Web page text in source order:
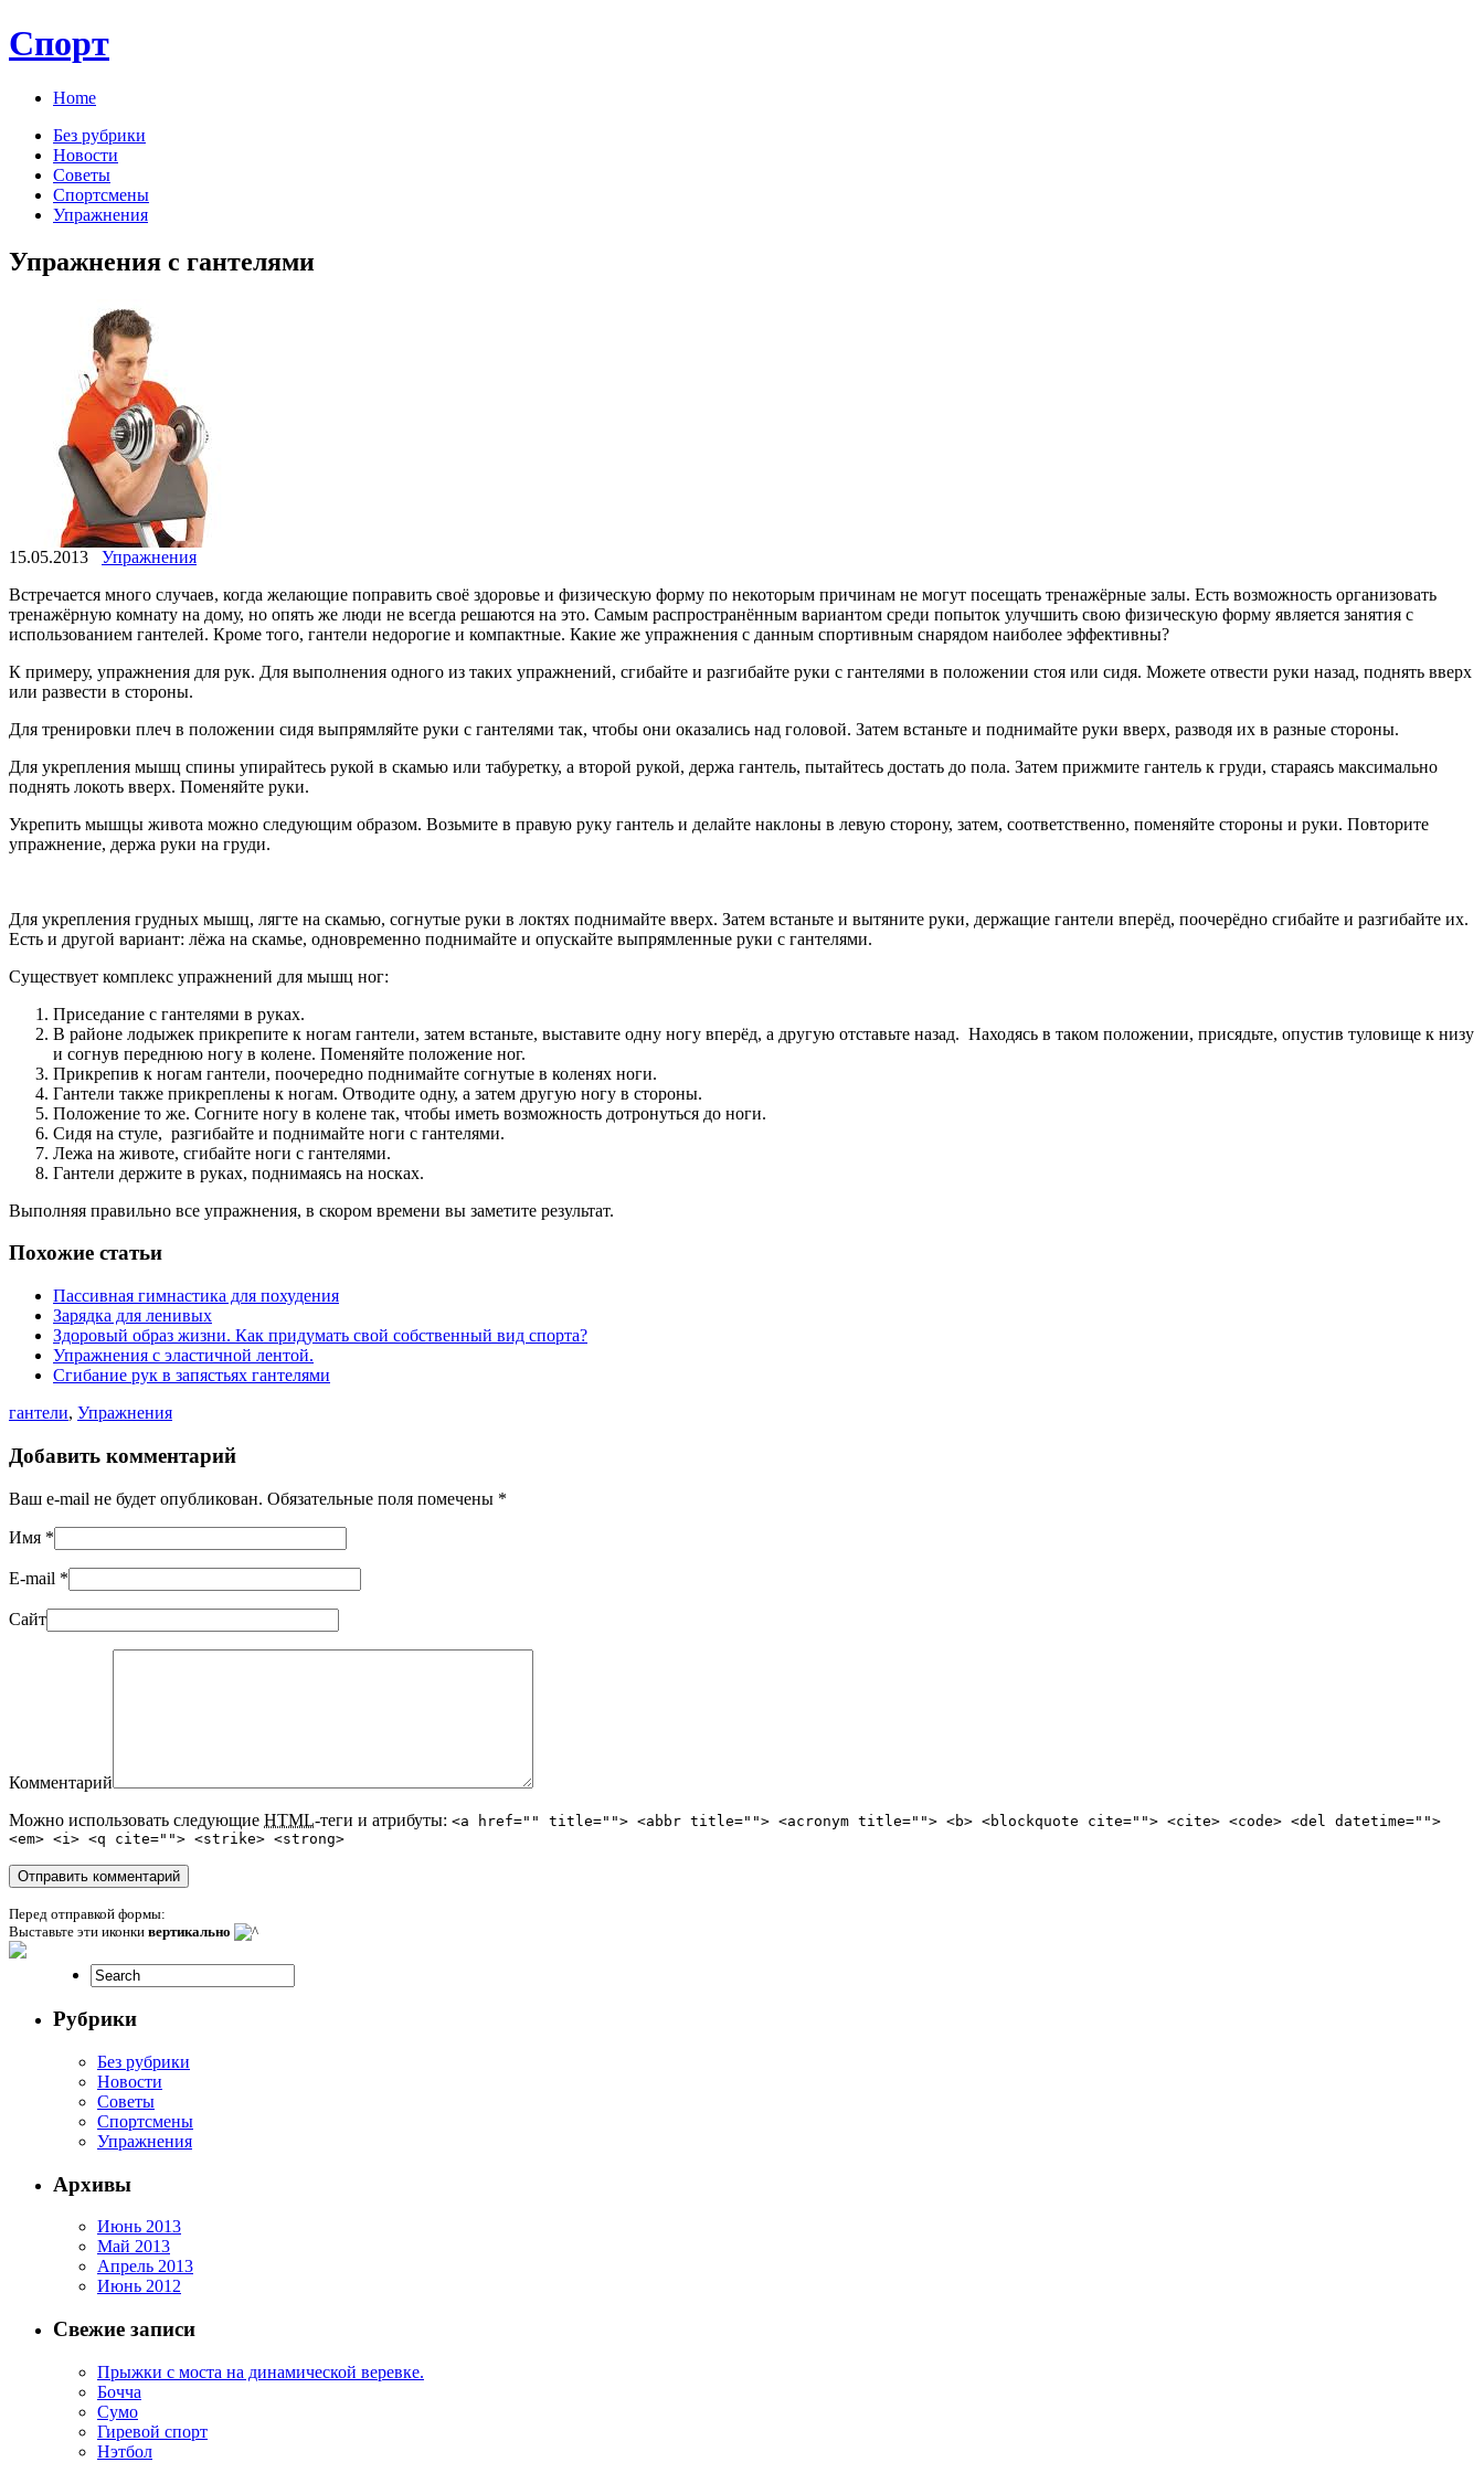
Спорт
Home
Без рубрики
Новости
Советы
Спортсмены
Упражнения
Упражнения с гантелями
15.05.2013
Упражнения
Встречается много случаев, когда желающие поправить своё здоровье и физическую форму по некоторым причинам не могут посещать тренажёрные залы. Есть возможность организовать
тренажёрную комнату на дому, но опять же люди не всегда решаются на это. Самым распространённым вариантом среди попыток улучшить свою физическую форму является занятия с
использованием гантелей. Кроме того, гантели недорогие и компактные. Какие же упражнения с данным спортивным снарядом наиболее эффективны?
К примеру, упражнения для рук. Для выполнения одного из таких упражнений, сгибайте и разгибайте руки с гантелями в положении стоя или сидя. Можете отвести руки назад, поднять вверх
или развести в стороны.
Для тренировки плеч в положении сидя выпрямляйте руки с гантелями так, чтобы они оказались над головой. Затем встаньте и поднимайте руки вверх, разводя их в разные стороны.
Для укрепления мышц спины упирайтесь рукой в скамью или табуретку, а второй рукой, держа гантель, пытайтесь достать до пола. Затем прижмите гантель к груди, стараясь максимально
поднять локоть вверх. Поменяйте руки.
Укрепить мышцы живота можно следующим образом. Возьмите в правую руку гантель и делайте наклоны в левую сторону, затем, соответственно, поменяйте стороны и руки. Повторите
упражнение, держа руки на груди.
Для укрепления грудных мышц, лягте на скамью, согнутые руки в локтях поднимайте вверх. Затем встаньте и вытяните руки, держащие гантели вперёд, поочерёдно сгибайте и разгибайте их.
Есть и другой вариант: лёжа на скамье, одновременно поднимайте и опускайте выпрямленные руки с гантелями.
Существует комплекс упражнений для мышц ног:
Приседание с гантелями в руках.
В районе лодыжек прикрепите к ногам гантели, затем встаньте, выставите одну ногу вперёд, а другую отставьте назад. Находясь в таком положении, присядьте, опустив туловище к низу
и согнув переднюю ногу в колене. Поменяйте положение ног.
Прикрепив к ногам гантели, поочередно поднимайте согнутые в коленях ноги.
Гантели также прикреплены к ногам. Отводите одну, а затем другую ногу в стороны.
Положение то же. Согните ногу в колене так, чтобы иметь возможность дотронуться до ноги.
Сидя на стуле, разгибайте и поднимайте ноги с гантелями.
Лежа на животе, сгибайте ноги с гантелями.
Гантели держите в руках, поднимаясь на носках.
Выполняя правильно все упражнения, в скором времени вы заметите результат.
Похожие статьи
Пассивная гимнастика для похудения
Зарядка для ленивых
Здоровый образ жизни. Как придумать свой собственный вид спорта?
Упражнения с эластичной лентой.
Сгибание рук в запястьях гантелями
гантели, Упражнения
Добавить комментарий
Ваш e-mail не будет опубликован. Обязательные поля помечены *
Имя *
E-mail *
Сайт
Комментарий
Можно использовать следующие HTML-теги и атрибуты: <a href="" title=""> <abbr title=""> <acronym title=""> <b> <blockquote cite=""> <cite> <code> <del datetime="">
<em> <i> <q cite=""> <strike> <strong>
Перед отправкой формы:
Выставьте эти иконки вертикально
Рубрики
Без рубрики
Новости
Советы
Спортсмены
Упражнения
Архивы
Июнь 2013
Май 2013
Апрель 2013
Июнь 2012
Свежие записи
Прыжки с моста на динамической веревке.
Бочча
Сумо
Гиревой спорт
Нэтбол